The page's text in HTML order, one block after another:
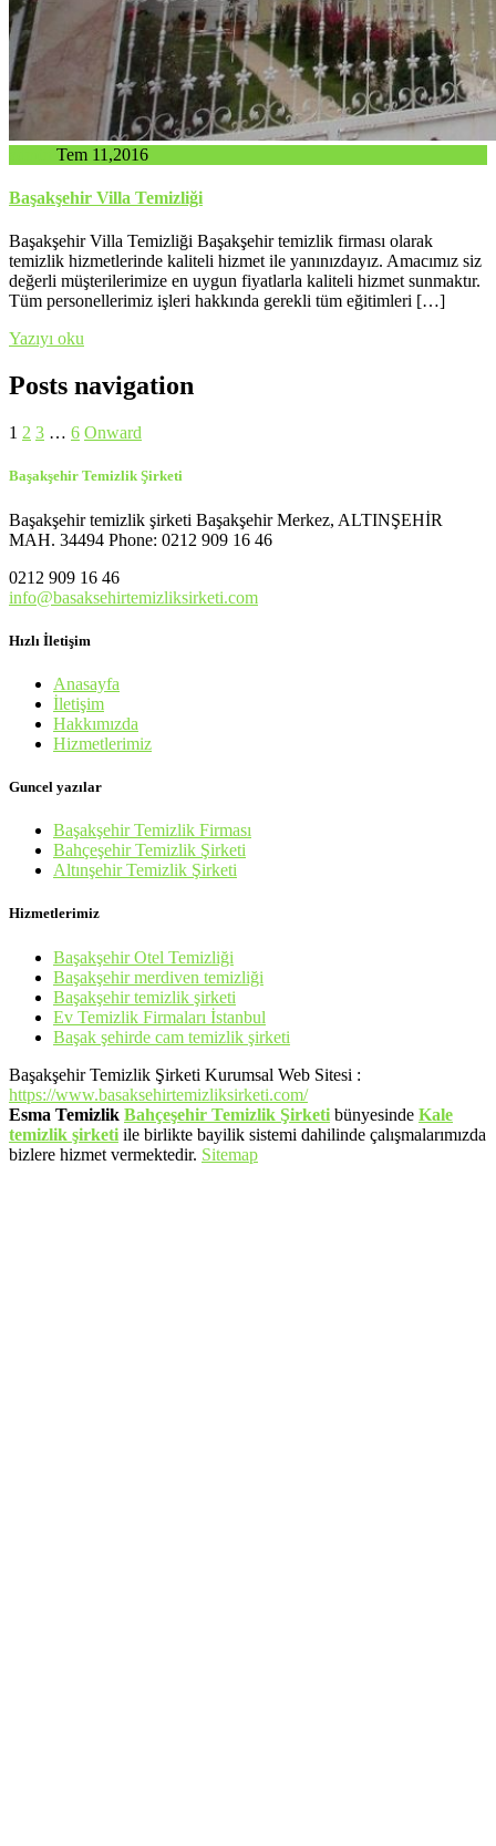
Tem 11,2016
Başakşehir Villa Temizliği
Başakşehir Villa Temizliği Başakşehir temizlik firması olarak
temizlik hizmetlerinde kaliteli hizmet ile yanınızdayız. Amacımız siz
değerli müşterilerimize en uygun fiyatlarla kaliteli hizmet sunmaktır.
Tüm personellerimiz işleri hakkında gerekli tüm eğitimleri […]
Yazıyı oku
Posts navigation
1 2 3 … 6 Onward
Başakşehir Temizlik Şirketi
Başakşehir temizlik şirketi Başakşehir Merkez, ALTINŞEHİR
MAH. 34494 Phone: 0212 909 16 46
0212 909 16 46
info@basaksehirtemizliksirketi.com
Hızlı İletişim
Anasayfa
İletişim
Hakkımızda
Hizmetlerimiz
Guncel yazılar
Başakşehir Temizlik Firması
Bahçeşehir Temizlik Şirketi
Altınşehir Temizlik Şirketi
Hizmetlerimiz
Başakşehir Otel Temizliği
Başakşehir merdiven temizliği
Başakşehir temizlik şirketi
Ev Temizlik Firmaları İstanbul
Başak şehirde cam temizlik şirketi
Başakşehir Temizlik Şirketi Kurumsal Web Sitesi :
https://www.basaksehirtemizliksirketi.com/
Esma Temizlik Bahçeşehir Temizlik Şirketi bünyesinde Kale
temizlik şirketi ile birlikte bayilik sistemi dahilinde çalışmalarımızda
bizlere hizmet vermektedir. Sitemap